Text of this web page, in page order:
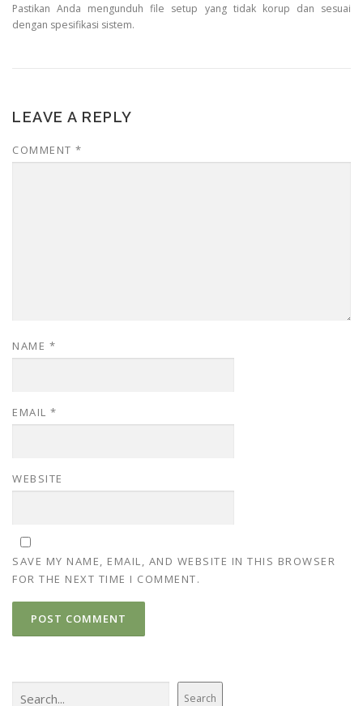
Pastikan Anda mengunduh file setup yang tidak korup dan sesuai
dengan spesifikasi sistem.
LEAVE A REPLY
COMMENT *
NAME *
EMAIL *
WEBSITE
SAVE MY NAME, EMAIL, AND WEBSITE IN THIS BROWSER
FOR THE NEXT TIME I COMMENT.
Search